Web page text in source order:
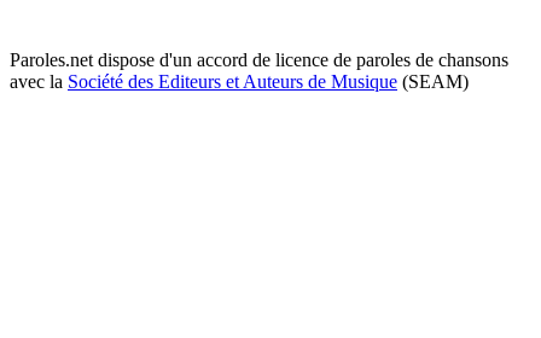
Paroles.net dispose d'un accord de licence de paroles de chansons
avec la Société des Editeurs et Auteurs de Musique (SEAM)